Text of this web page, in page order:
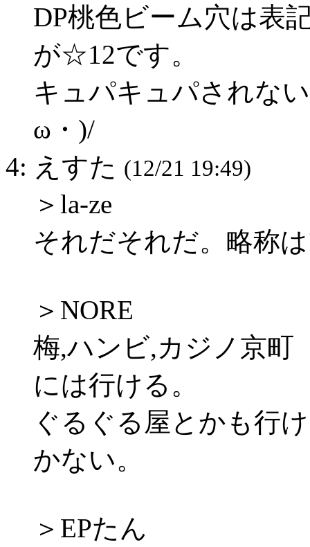
DP桃色ビーム穴は表
が☆12です。
キュパキュパされな
ω・)/
4: えすた (12/21 19:49)
＞la-ze
それだそれだ。略称
＞NORE
梅,ハンビ,カジノ京町
には行ける。
ぐるぐる屋とかも行
かない。
＞EPたん